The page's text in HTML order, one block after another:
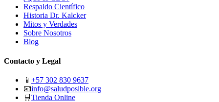
Respaldo Científico
Historia Dr. Kalcker
Mitos y Verdades
Sobre Nosotros
Blog
Contacto y Legal
📱 +57 302 830 9637
📧info@saludposible.org
🛒Tienda Online